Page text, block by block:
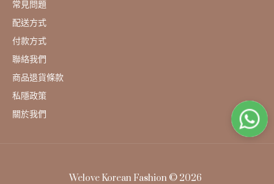
常見問題
配送方式
付款方式
聯絡我們
商品退貨條款
私隱政策
關於我們
Welove Korean Fashion © 2026